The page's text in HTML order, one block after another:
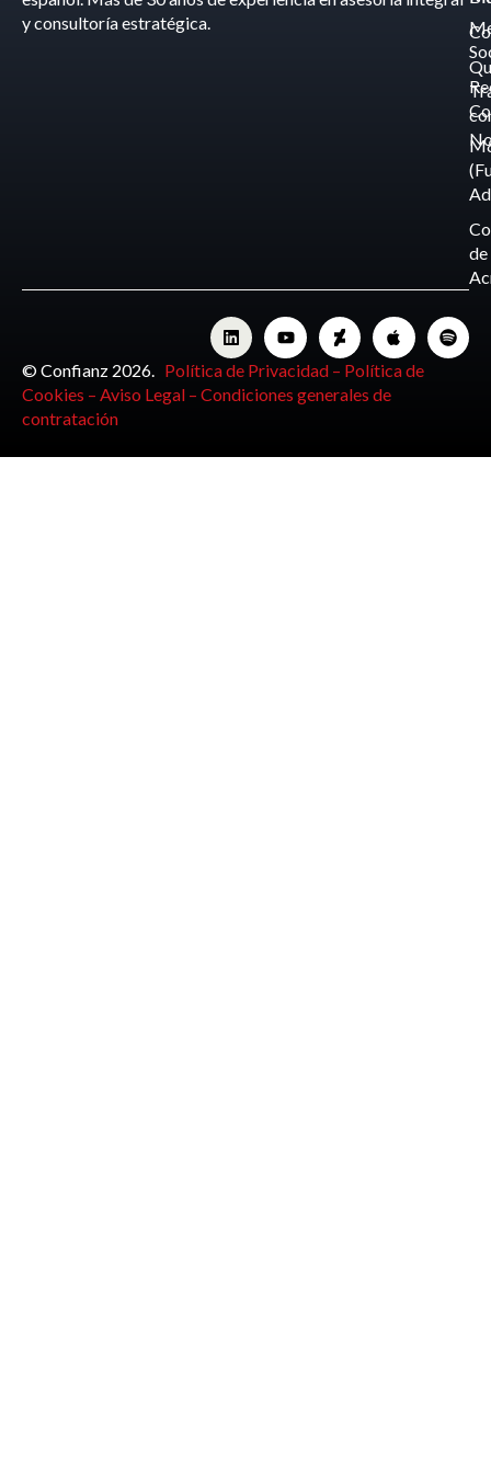
y consultoría estratégica.
de
© Confianz 2026. Política de Privacidad – Política de
Cookies – Aviso Legal – Condiciones generales de
contratación